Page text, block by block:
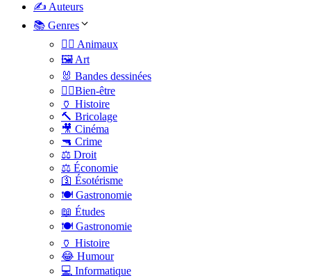
✍️ Auteurs
📚 Genres
🐕‍🦺 Animaux
🖼️ Art
🐰 Bandes dessinées
🧑‍⚕️Bien-être
🏺 Histoire
🔨 Bricolage
🎥 Cinéma
🔫 Crime
⚖️ Droit
⚖️ Économie
🛐 Ésotérisme
🍽️ Gastronomie
📖 Études
🍽️ Gastronomie
🏺 Histoire
😂 Humour
💻 Informatique